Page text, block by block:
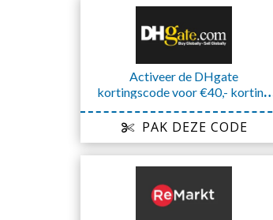
Activeer de DHgate
kortingscode voor €40,- korting
op je order
PAK DEZE CODE